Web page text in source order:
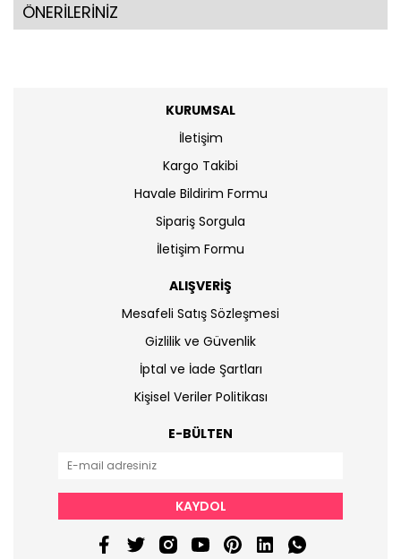
ÖNERİLERİNİZ
KURUMSAL
İletişim
Kargo Takibi
Havale Bildirim Formu
Sipariş Sorgula
İletişim Formu
ALIŞVERİŞ
Mesafeli Satış Sözleşmesi
Gizlilik ve Güvenlik
İptal ve İade Şartları
Kişisel Veriler Politikası
E-BÜLTEN
KAYDOL